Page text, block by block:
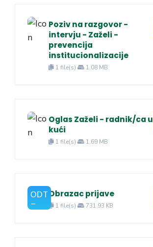
Poziv na razgovor -
intervju - Zaželi -
prevencija
institucionalizacije
1 file(s) 1.08 MB
Oglas Zaželi - radnik/ca u
kući
1 file(s) 1.69 MB
Obrazac prijave
1 file(s) 731.93 KB